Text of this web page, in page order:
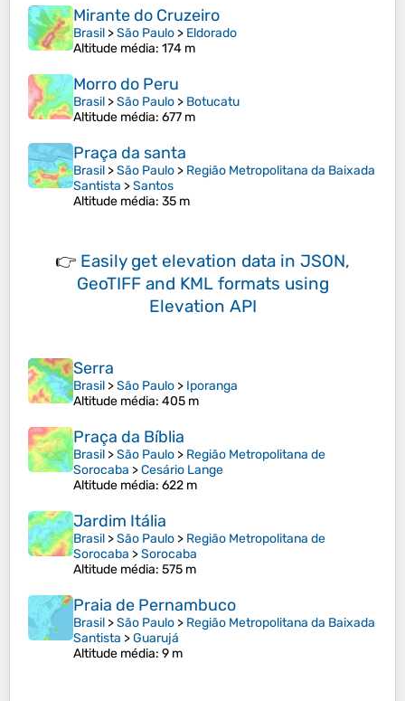
Mirante do Cruzeiro
Brasil >São Paulo > Eldorado
Altitude média: 174 m
Morro do Peru
Brasil >São Paulo > Botucatu
Altitude média: 677 m
Praça da santa
Brasil >São Paulo > Região Metropolitana da Baixada
Santista >Santos
Altitude média: 35 m
👉 Easily get elevation data in JSON,
GeoTIFF and KML formats using
Elevation API
Serra
Brasil >São Paulo > Iporanga
Altitude média: 405 m
Praça da Bíblia
Brasil >São Paulo > Região Metropolitana de
Sorocaba >Cesário Lange
Altitude média: 622 m
Jardim Itália
Brasil >São Paulo > Região Metropolitana de
Sorocaba >Sorocaba
Altitude média: 575 m
Praia de Pernambuco
Brasil >São Paulo > Região Metropolitana da Baixada
Santista >Guarujá
Altitude média: 9 m